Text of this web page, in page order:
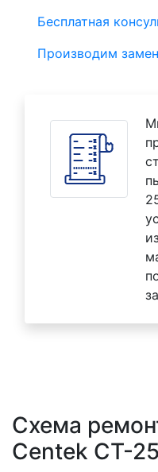
Бесплатная
Производим
Схема
Centek CT-